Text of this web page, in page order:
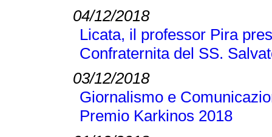
04/12/2018
Licata, il professor Pira
Confraternita del SS.
03/12/2018
Giornalismo e
Premio Karkinos 2018